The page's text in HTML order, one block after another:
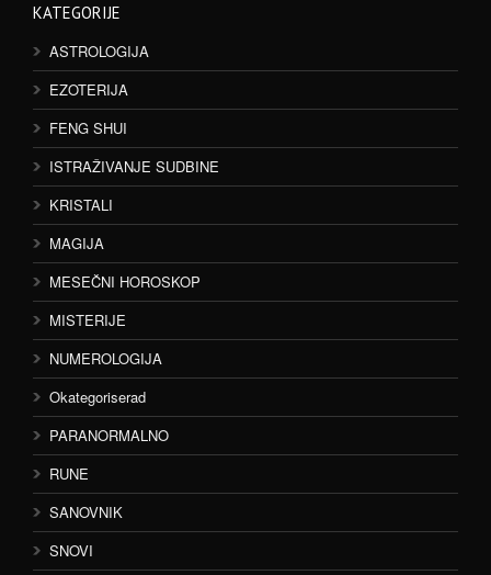
KATEGORIJE
ASTROLOGIJA
EZOTERIJA
FENG SHUI
ISTRAŽIVANJE SUDBINE
KRISTALI
MAGIJA
MESEČNI HOROSKOP
MISTERIJE
NUMEROLOGIJA
Okategoriserad
PARANORMALNO
RUNE
SANOVNIK
SNOVI